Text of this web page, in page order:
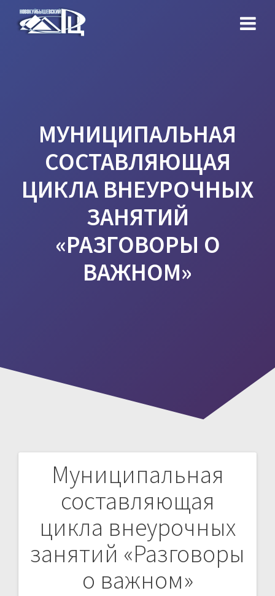
МУНИЦИПАЛЬНАЯ
СОСТАВЛЯЮЩАЯ
ЦИКЛА ВНЕУРОЧНЫХ
ЗАНЯТИЙ
«РАЗГОВОРЫ О
ВАЖНОМ»
Муниципальная
составляющая
цикла внеурочных
занятий «Разговоры
о важном»
Навигация
записям